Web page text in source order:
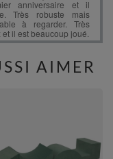
AIMER